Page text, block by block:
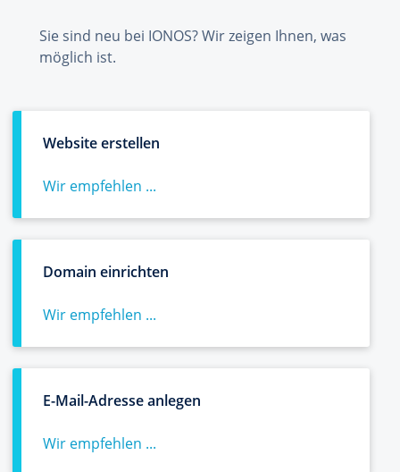
Sie sind neu bei IONOS? Wir zeigen Ihnen, was
möglich ist.
Website erstellen
Wir empfehlen ...
Domain einrichten
Wir empfehlen ...
E-Mail-Adresse anlegen
Wir empfehlen ...